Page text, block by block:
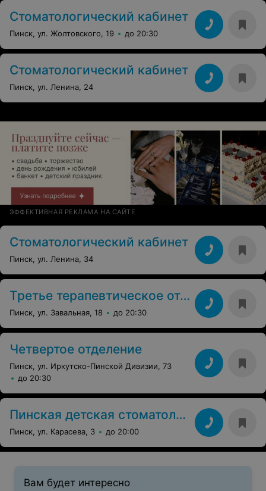
Стоматологический кабинет
Пинск, ул. Жолтовского, 19 до 20:30
Стоматологический кабинет
Пинск, ул. Ленина, 24
ЭФФЕКТИВНАЯ РЕКЛАМА НА САЙТЕ
Стоматологический кабинет
Пинск, ул. Ленина, 34
Третье терапевтическое отделение
Пинск, ул. Завальная, 18 до 20:30
Четвертое отделение
Пинск, ул. Иркутско-Пинской Дивизии, 73
до 20:30
Пинская детская стоматологическая поликлиника
Пинск, ул. Карасева, 3 до 20:00
Вам будет интересно